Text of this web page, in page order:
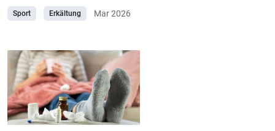
Sport Erkältung Mar 2026